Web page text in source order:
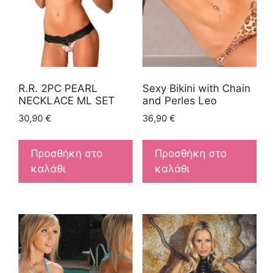
R.R. 2PC PEARL
NECKLACE ML SET
30,90 €
Προσθήκη στο
καλάθι
Sexy Bikini with Chain
and Perles Leo
36,90 €
Προσθήκη στο
καλάθι